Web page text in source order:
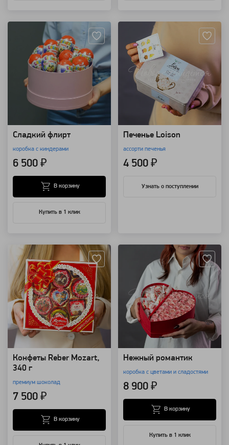
Сладкий флирт
коробка с киндерами
6 500 ₽
Купить в 1 клик
В корзину
Печенье Loison
ассорти печенья
4 500 ₽
Узнать о поступлении
Конфеты Reber Mozart,
340 г
премиум шоколад
7 500 ₽
В корзину
Нежный романтик
коробка с цветами и сладостями
8 900 ₽
Купить в 1 клик
В корзину